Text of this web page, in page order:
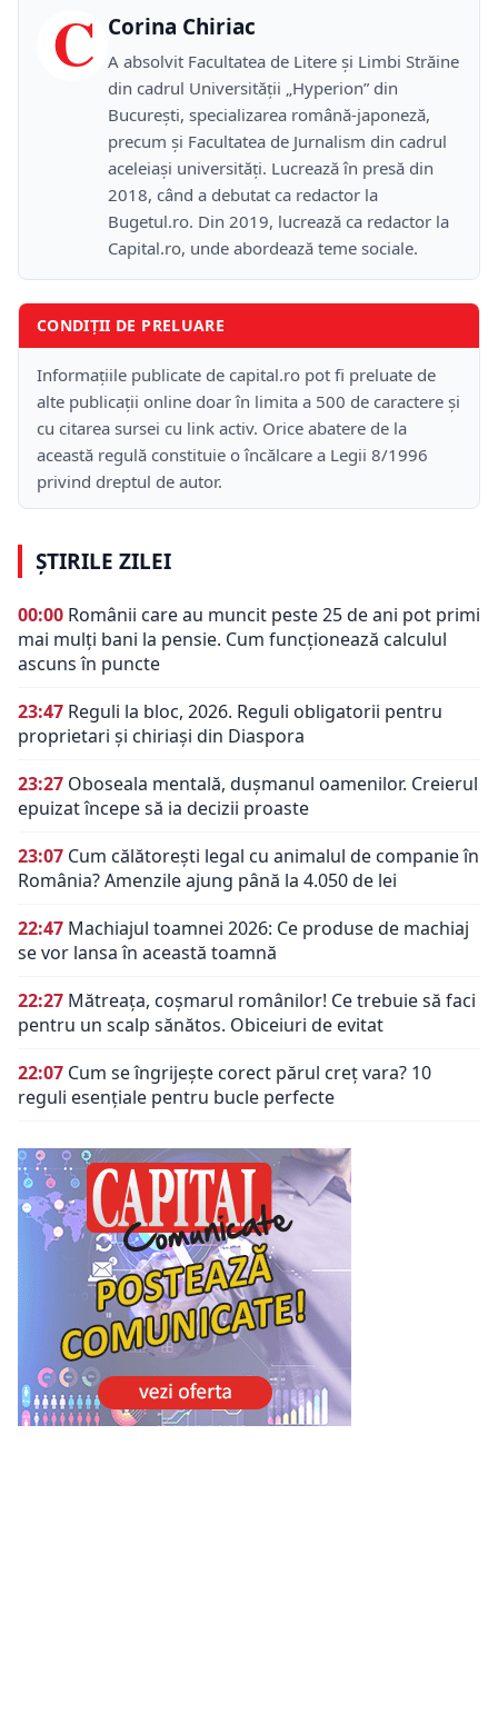
C Corina Chiriac
A absolvit Facultatea de Litere și Limbi Străine
din cadrul Universității „Hyperion” din
București, specializarea română-japoneză,
precum și Facultatea de Jurnalism din cadrul
aceleiași universități. Lucrează în presă din
2018, când a debutat ca redactor la
Bugetul.ro. Din 2019, lucrează ca redactor la
Capital.ro, unde abordează teme sociale.
CONDIȚII DE PRELUARE
Informațiile publicate de capital.ro pot fi preluate de
alte publicații online doar în limita a 500 de caractere și
cu citarea sursei cu link activ. Orice abatere de la
această regulă constituie o încălcare a Legii 8/1996
privind dreptul de autor.
ȘTIRILE ZILEI
00:00 Românii care au muncit peste 25 de ani pot primi
mai mulți bani la pensie. Cum funcționează calculul
ascuns în puncte
23:47 Reguli la bloc, 2026. Reguli obligatorii pentru
proprietari și chiriași din Diaspora
23:27 Oboseala mentală, dușmanul oamenilor. Creierul
epuizat începe să ia decizii proaste
23:07 Cum călătorești legal cu animalul de companie în
România? Amenzile ajung până la 4.050 de lei
22:47 Machiajul toamnei 2026: Ce produse de machiaj
se vor lansa în această toamnă
22:27 Mătreața, coșmarul românilor! Ce trebuie să faci
pentru un scalp sănătos. Obiceiuri de evitat
22:07 Cum se îngrijește corect părul creț vara? 10
reguli esențiale pentru bucle perfecte